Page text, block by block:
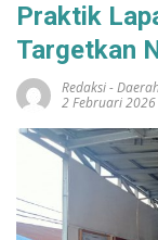
Praktik
Targetkan
Redaksi-Daerah
2 Februari 2026